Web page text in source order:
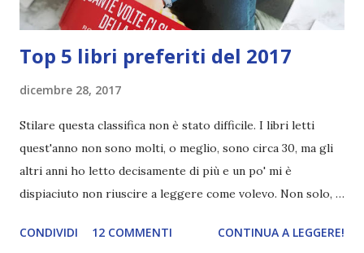
Top 5 libri preferiti del 2017
dicembre 28, 2017
Stilare questa classifica non è stato difficile. I libri letti
quest'anno non sono molti, o meglio, sono circa 30, ma gli
altri anni ho letto decisamente di più e un po' mi è
dispiaciuto non riuscire a leggere come volevo. Non solo,
piaciuti si contano sulle dita di una mano. TOP 5 LIBRI
CONDIVIDI 12 COMMENTI CONTINUA A LEGGERE!